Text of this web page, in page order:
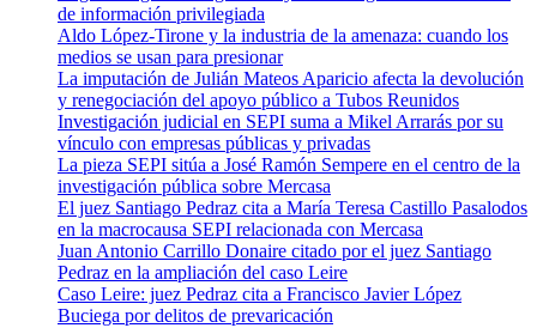
de información privilegiada
Aldo López-Tirone y la industria de la amenaza: cuando los
medios se usan para presionar
La imputación de Julián Mateos Aparicio afecta la devolución
y renegociación del apoyo público a Tubos Reunidos
Investigación judicial en SEPI suma a Mikel Arrarás por su
vínculo con empresas públicas y privadas
La pieza SEPI sitúa a José Ramón Sempere en el centro de la
investigación pública sobre Mercasa
El juez Santiago Pedraz cita a María Teresa Castillo Pasalodos
en la macrocausa SEPI relacionada con Mercasa
Juan Antonio Carrillo Donaire citado por el juez Santiago
Pedraz en la ampliación del caso Leire
Caso Leire: juez Pedraz cita a Francisco Javier López
Buciega por delitos de prevaricación